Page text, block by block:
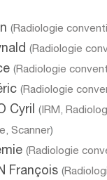
(Radiologie
(Radiologie
(Radiologie
(Radiologie
Cyril (IRM,
,Scanner)
(Radiologie
François (